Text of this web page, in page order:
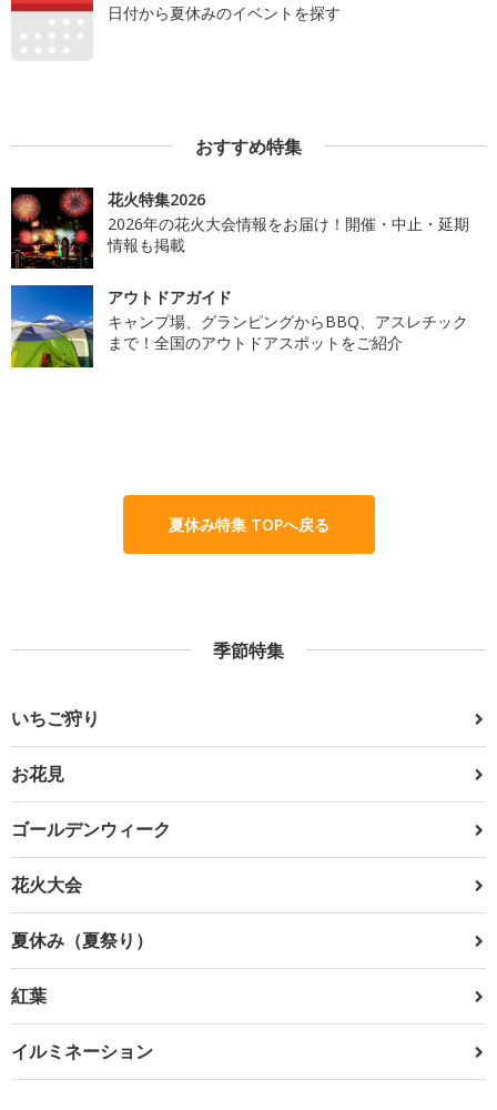
日付から夏休みのイベントを探す
おすすめ特集
花火特集2026
2026年の花火大会情報をお届け！開催・中止・延期
情報も掲載
アウトドアガイド
キャンプ場、グランピングからBBQ、アスレチック
まで！全国のアウトドアスポットをご紹介
夏休み特集 TOPへ戻る
季節特集
いちご狩り
お花見
ゴールデンウィーク
花火大会
夏休み（夏祭り）
紅葉
イルミネーション